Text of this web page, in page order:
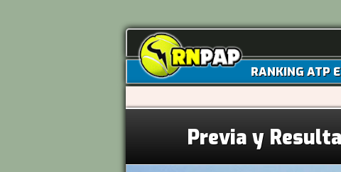
RANKING ATP
Previa y